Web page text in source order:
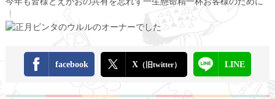
正月ビンタのウルルのオーナーでした
facebook X（旧twitter） LINE